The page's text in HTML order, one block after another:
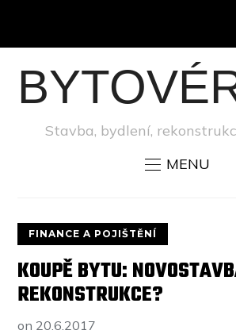
Stavba, bydlení,
MENU
FINANCE A POJIŠTĚNÍ
KOUPĚ BYTU:
REKONSTRUKCE?
on 20.6.2017